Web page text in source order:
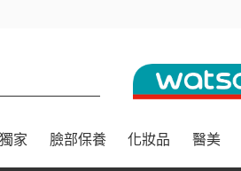
家 臉部保養 化妝品 醫美